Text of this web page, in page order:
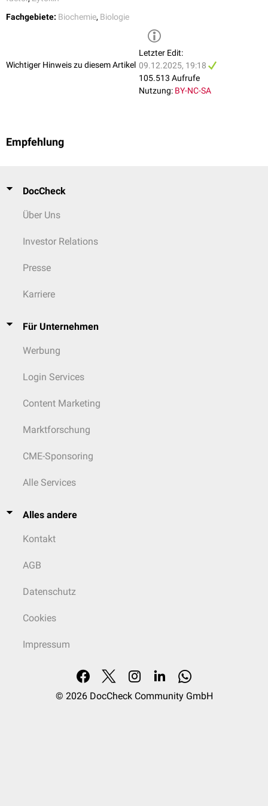
Krebszellen durch seine immunsuppressive Wirkung vor dem
Immunsystemschützt.
Fachgebiete: Biochemie, Biologie
Wichtiger Hinweis zu diesem Artikel
Letzter Edit:
09.12.2025, 19:18
105.513 Aufrufe
Nutzung: BY-NC-SA
Empfehlung
DocCheck
Über Uns
Investor Relations
Presse
Karriere
Für Unternehmen
Werbung
Login Services
Content Marketing
Marktforschung
CME-Sponsoring
Alle Services
Alles andere
Kontakt
AGB
Datenschutz
Cookies
Impressum
© 2026 DocCheck Community GmbH